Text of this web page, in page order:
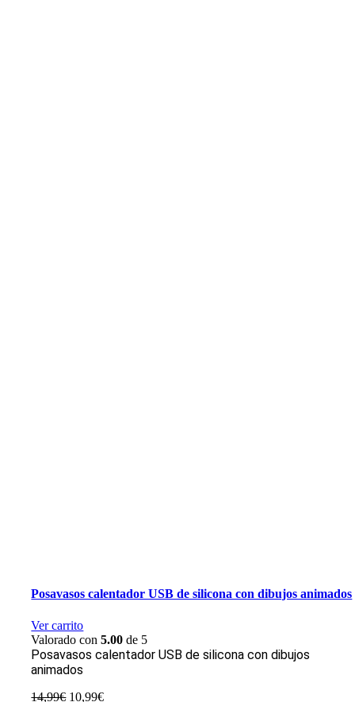
Posavasos calentador USB de silicona con dibujos animados
Ver carrito
Valorado con5.00 de 5
Posavasos calentador USB de silicona con dibujos
animados
14,99€ El
10,99€El